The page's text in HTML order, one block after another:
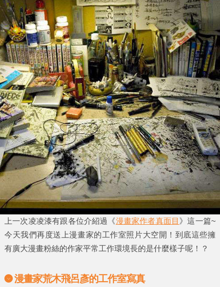
上一次凌凌漆有跟各位介紹過《漫畫家作者真面目 》這一篇~
今天我們再度送上漫畫家的工作室照片大空開！到底這些擁
有廣大漫畫粉絲的作家平常工作環境長的是什麼樣子呢！？
漫畫家荒木飛呂彥的工作室寫真